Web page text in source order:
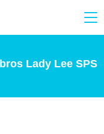
Lady Lee SPS